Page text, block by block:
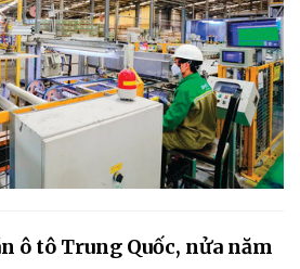
ô tô Trung Quốc, nửa năm